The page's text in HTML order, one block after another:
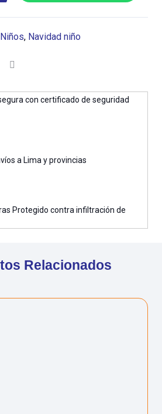
, Navidad niño
con certificado de seguridad
a Lima y provincias
Protegido contra infiltración de
Relacionados